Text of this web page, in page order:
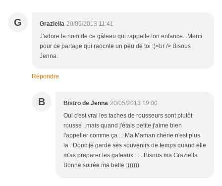
G Graziella 20/05/2013 11:41
J'adore le nom de ce gâteau qui rappelle ton enfance...Merci
pour ce partage qui raocnte un peu de toi :)<br /> Bisous
Jenna.
Répondre
B Bistro de Jenna 20/05/2013 19:00
Oui c'est vrai les taches de rousseurs sont plutôt
rousse ..mais quand j'étais petite j'aime bien
l'appeller comme ça ....Ma Maman chérie n'est plus
la ..Donc je garde ses souvenirs de temps quand elle
m'as preparer les gateaux ..... Bisous ma Graziella
Bonne soirée ma belle :))))))